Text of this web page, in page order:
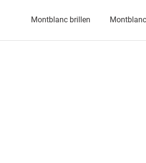
Montblanc brillen